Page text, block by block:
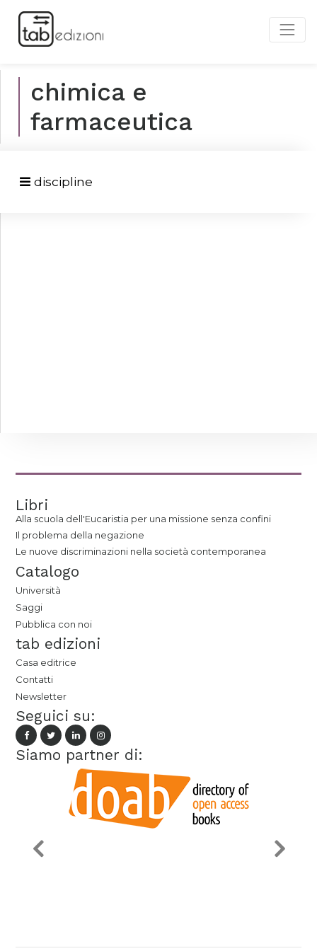
chimica e
farmaceutica
discipline
Libri
Alla scuola dell'Eucaristia per una missione senza confini
Il problema della negazione
Le nuove discriminazioni nella società contemporanea
Catalogo
Università
Saggi
Pubblica con noi
tab edizioni
Casa editrice
Contatti
Newsletter
Seguici su:
Siamo partner di: